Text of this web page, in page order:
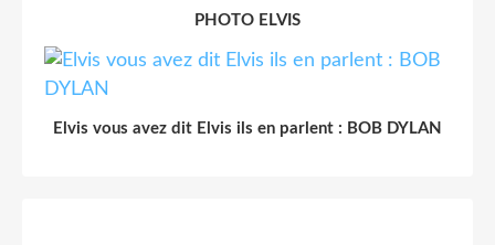
PHOTO ELVIS
Elvis vous avez dit Elvis ils en parlent : BOB DYLAN